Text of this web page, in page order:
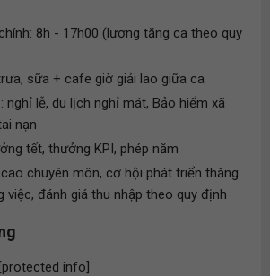
8h - 17h00 (lương tăng ca theo quy
sữa + cafe giờ giải lao giữa ca
nghỉ lễ, du lịch nghỉ mát, Bảo hiểm xã
nạn
tết, thưởng KPI, phép năm
chuyên môn, cơ hội phát triển thăng
việc, đánh giá thu nhập theo quy định
info]